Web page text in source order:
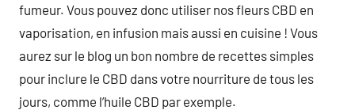
fumeur. Vous pouvez donc utiliser nos fleurs CBD en
vaporisation, en infusion mais aussi en cuisine ! Vous
aurez sur le blog un bon nombre de recettes simples
pour inclure le CBD dans votre nourriture de tous les
jours, comme l’huile CBD par exemple.